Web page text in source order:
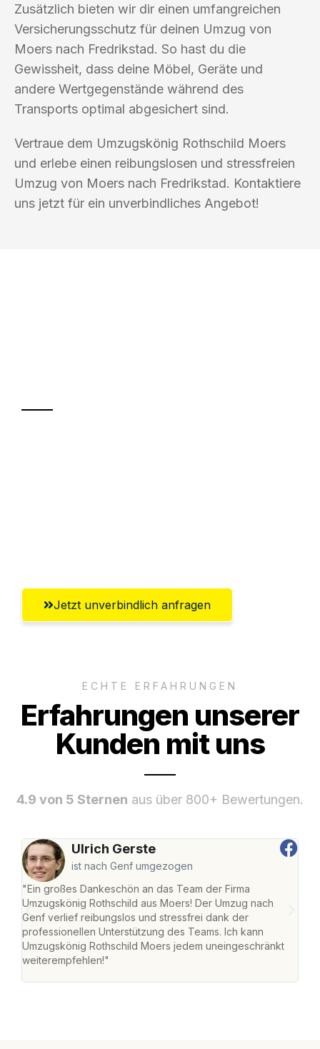
Zusätzlich bieten wir dir einen umfangreichen
Versicherungsschutz für deinen Umzug von
Moers nach Fredrikstad. So hast du die
Gewissheit, dass deine Möbel, Geräte und
andere Wertgegenstände während des
Transports optimal abgesichert sind.
Vertraue dem Umzugskönig Rothschild Moers
und erlebe einen reibungslosen und stressfreien
Umzug von Moers nach Fredrikstad. Kontaktiere
uns jetzt für ein unverbindliches Angebot!
Jetzt unverbindlich anfragen
ECHTE ERFAHRUNGEN
Erfahrungen unserer
Kunden mit uns
4.9 von 5 Sternen aus über 800+ Bewertungen.
Ulrich Gerste
ist nach Genf umgezogen
"Ein großes Dankeschön an das Team der Firma
Umzugskönig Rothschild aus Moers! Der Umzug nach
Genf verlief reibungslos und stressfrei dank der
professionellen Unterstützung des Teams. Ich kann
Umzugskönig Rothschild Moers jedem uneingeschränkt
weiterempfehlen!"